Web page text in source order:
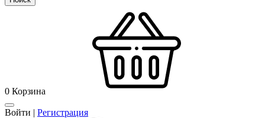
0 Корзина
Войти | Регистрация